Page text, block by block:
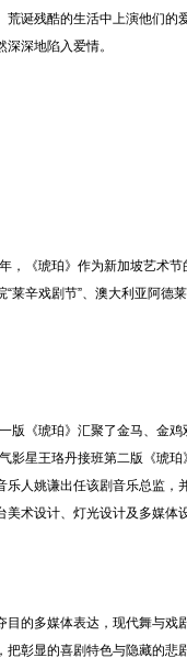
诞残酷的生活中上演他们
深地陷入爱情。
，《琥珀》作为新加坡艺术
莱辛戏剧节”、澳大利亚阿
版《琥珀》汇聚了金马、金
影星王珞丹接班第二版《琥
人姚谦出任该剧音乐总监
美术设计、灯光设计及多媒体
目的多媒体表达，现代舞与
彰显的喜剧特色与隐藏的